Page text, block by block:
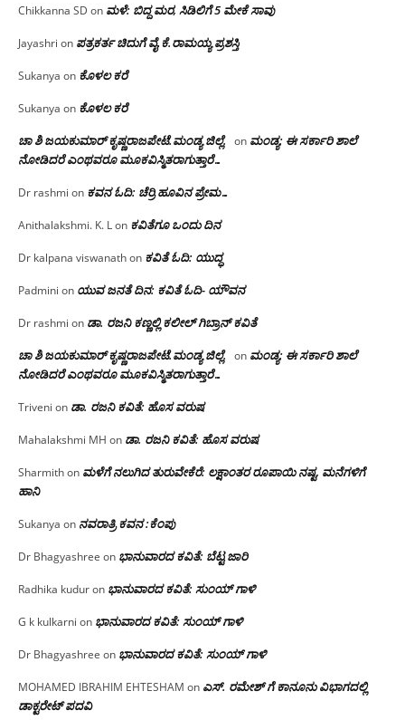
Chikkanna SD on ಮಳೆ: ಬಿದ್ದ ಮರ, ಸಿಡಿಲಿಗೆ 5 ಮೇಕೆ ಸಾವು
Jayashri on ಪತ್ರಕರ್ತ ಚಿದುಗೆ ವೈ.ಕೆ.ರಾಮಯ್ಯ ಪ್ರಶಸ್ತಿ
Sukanya on ಕೊಳಲ ಕರೆ
Sukanya on ಕೊಳಲ ಕರೆ
ಚಾ ಶಿ ಜಯಕುಮಾರ್ ಕೃಷ್ಣರಾಜಪೇಟೆ.ಮಂಡ್ಯ ಜಿಲ್ಲೆ. on ಮಂಡ್ಯ: ಈ ಸರ್ಕಾರಿ ಶಾಲೆ
ನೋಡಿದರೆ ಎಂಥವರೂ ಮೂಕವಿಸ್ಮಿತರಾಗುತ್ತಾರೆ…
Dr rashmi on ಕವನ ಓದಿ: ಚೆರ್ರಿ ಹೂವಿನ ಪ್ರೇಮ…
Anithalakshmi. K. Lon ಕವಿತೆಗೂ ಒಂದು ದಿನ
Dr kalpana viswanathon ಕವಿತೆ ಓದಿ: ಯುದ್ಧ
Padmini on ಯುವ ಜನತೆ ದಿನ: ಕವಿತೆ ಓದಿ- ಯೌವನ
Dr rashmi on ಡಾ. ರಜನಿ‌ ಕಣ್ಣಲ್ಲಿ ಕಲೀಲ್ ಗಿಬ್ರಾನ್ ಕವಿತೆ
ಚಾ ಶಿ ಜಯಕುಮಾರ್ ಕೃಷ್ಣರಾಜಪೇಟೆ.ಮಂಡ್ಯ ಜಿಲ್ಲೆ. on ಮಂಡ್ಯ: ಈ ಸರ್ಕಾರಿ ಶಾಲೆ
ನೋಡಿದರೆ ಎಂಥವರೂ ಮೂಕವಿಸ್ಮಿತರಾಗುತ್ತಾರೆ…
Triveni on ಡಾ. ರಜನಿ ಕವಿತೆ: ಹೊಸ ವರುಷ
Mahalakshmi MH on ಡಾ. ರಜನಿ ಕವಿತೆ: ಹೊಸ ವರುಷ
Sharmithon ಮಳೆಗೆ ನಲುಗಿದ ತುರುವೇಕೆರೆ: ಲಕ್ಷಾಂತರ ರೂಪಾಯಿ ನಷ್ಟ, ಮನೆಗಳಿಗೆ
ಹಾನಿ
Sukanya on ನವರಾತ್ರಿ ಕವನ :ಕೆಂಪು
Dr Bhagyashree on ಭಾನುವಾರದ ಕವಿತೆ: ಬೆಟ್ಟ ಜಾರಿ
Radhika kuduron ಭಾನುವಾರದ ಕವಿತೆ: ಸುಂಯ್ ಗಾಳಿ
G k kulkarni on ಭಾನುವಾರದ ಕವಿತೆ: ಸುಂಯ್ ಗಾಳಿ
Dr Bhagyashree on ಭಾನುವಾರದ ಕವಿತೆ: ಸುಂಯ್ ಗಾಳಿ
MOHAMED IBRAHIM EHTESHAM on ಎಸ್. ರಮೇಶ್ ಗೆ ಕಾನೂನು ವಿಭಾಗದಲ್ಲಿ
ಡಾಕ್ಟರೇಟ್ ಪದವಿ